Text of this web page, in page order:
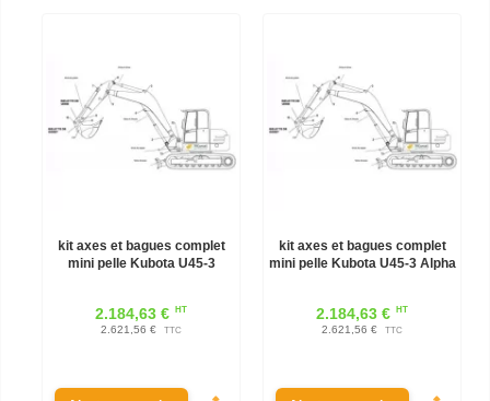
kit axes et bagues complet
mini pelle Kubota U45-3
2.184,63 € HT
2.621,56 € TTC
kit axes et bagues complet
mini pelle Kubota U45-3 Alpha
2.184,63 € HT
2.621,56 € TTC